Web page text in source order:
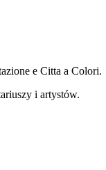
e Citta a Colori.
i artystów.